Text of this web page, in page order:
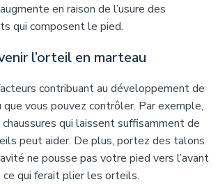
en raison de l’usure des
qui composent le pied.
l’orteil en marteau
contribuant au développement de
que vous pouvez contrôler. Par exemple,
qui laissent suffisamment de
peut aider. De plus, portez des talons
ne pousse pas votre pied vers l’avant
ce qui ferait plier les orteils.